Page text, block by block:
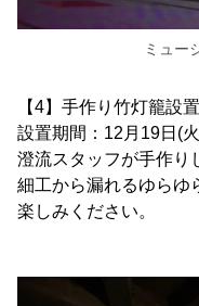
ミュー
【4】手作り竹灯籠設置
設置期間：12月19日(
澄流スタッフが手作り
細工から漏れるゆらゆ
楽しみください。